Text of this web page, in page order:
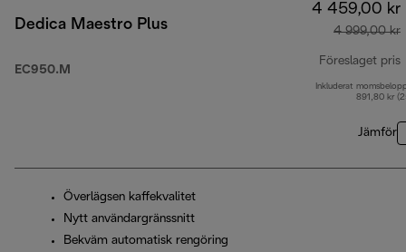
Dedica Maestro Plus
EC950.M
4 459,00 kr
4 999,00 kr
Föreslaget pris
Inkluderat
891,80 kr
Jämför
Överlägsen kaffekvalitet
Nytt användargränssnitt
Bekväm automatisk rengöring